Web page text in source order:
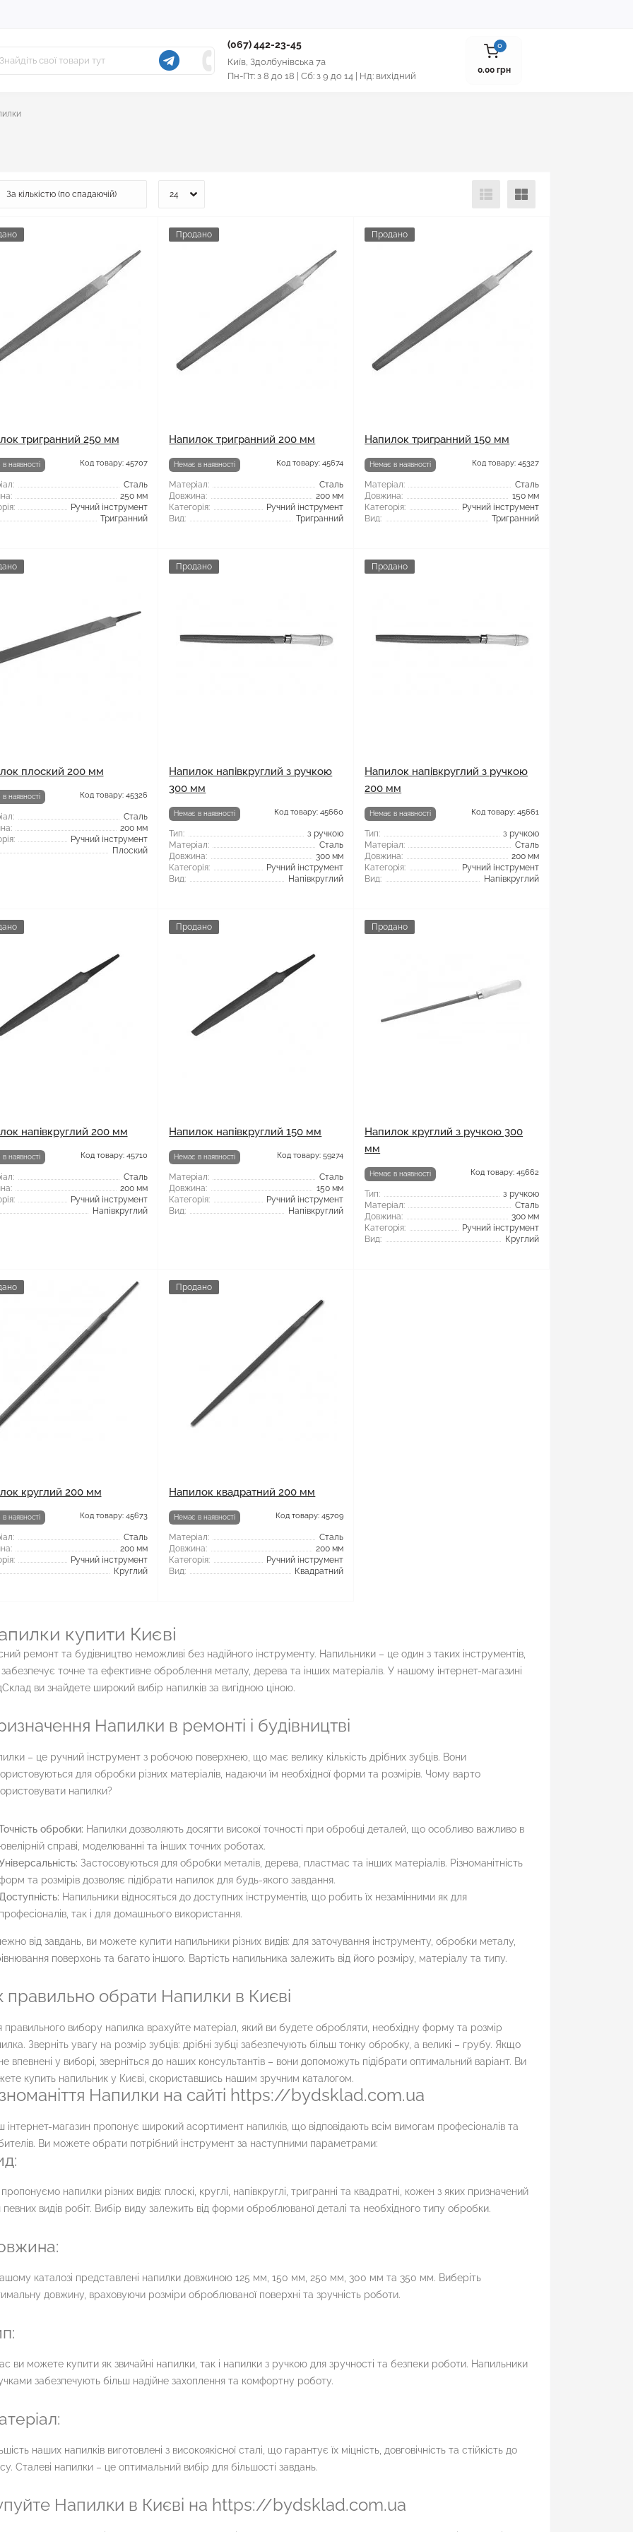
(067) 442-23-45
Київ, Здолбунівська 7а
Пн-Пт: з 8 до 18 | Сб: з 9 до 14 | Нд: вихідний
0
0.00 грн
тригранний 250 мм
наявності Код товару: 45707
Сталь
250 мм
Ручний інструмент
Тригранний
Продано
Напилок тригранний 200 мм
Немає в наявності Код товару: 45674
Матеріал:
Сталь
Довжина:
200 мм
Категорія:
Ручний інструмент
Вид:
Тригранний
Продано
Напилок тригранний 150 мм
Немає в наявності Код товару: 45327
Матеріал:
Сталь
Довжина:
150 мм
Категорія:
Ручний інструмент
Вид:
Тригранний
плоский 200 мм
наявності Код товару: 45326
Сталь
200 мм
Ручний інструмент
Плоский
Продано
Напилок напівкруглий з ручкою
300 мм
Немає в наявності Код товару: 45660
Тип:
з ручкою
Матеріал:
Сталь
Довжина:
300 мм
Категорія:
Ручний інструмент
Вид:
Напівкруглий
Продано
Напилок напівкруглий з ручкою
200 мм
Немає в наявності Код товару: 45661
Тип:
з ручкою
Матеріал:
Сталь
Довжина:
200 мм
Категорія:
Ручний інструмент
Вид:
Напівкруглий
напівкруглий 200 мм
наявності Код товару: 45710
Сталь
200 мм
Ручний інструмент
Напівкруглий
Продано
Напилок напівкруглий 150 мм
Немає в наявності Код товару: 59274
Матеріал:
Сталь
Довжина:
150 мм
Категорія:
Ручний інструмент
Вид:
Напівкруглий
Продано
Напилок круглий з ручкою 300
мм
Немає в наявності Код товару: 45662
Тип:
з ручкою
Матеріал:
Сталь
Довжина:
300 мм
Категорія:
Ручний інструмент
Вид:
Круглий
круглий 200 мм
наявності Код товару: 45673
Сталь
200 мм
Ручний інструмент
Круглий
Продано
Напилок квадратний 200 мм
Немає в наявності Код товару: 45709
Матеріал:
Сталь
Довжина:
200 мм
Категорія:
Ручний інструмент
Вид:
Квадратний
купити Києві
ремонт та будівництво неможливі без надійного інструменту. Напильники – це один з таких інструментів,
точне та ефективне оброблення металу, дерева та інших матеріалів. У нашому інтернет-магазині
ви знайдете широкий вибір напилків за вигідною ціною.
Напилки в ремонті і будівництві
– це ручний інструмент з робочою поверхнею, що має велику кількість дрібних зубців. Вони
для обробки різних матеріалів, надаючи їм необхідної форми та розмірів. Чому варто
напилки?
обробки: Напилки дозволяють досягти високої точності при обробці деталей, що особливо важливо в
ювелірній справі, моделюванні та інших точних роботах.
Застосовуються для обробки металів, дерева, пластмас та інших матеріалів. Різноманітність
та розмірів дозволяє підібрати напилок для будь-якого завдання.
Напильники відносяться до доступних інструментів, що робить їх незамінними як для
професіоналів, так і для домашнього використання.
від завдань, ви можете купити напильники різних видів: для заточування інструменту, обробки металу,
поверхонь та багато іншого. Вартість напильника залежить від його розміру, матеріалу та типу.
правильно обрати Напилки в Києві
правильного вибору напилка врахуйте матеріал, який ви будете обробляти, необхідну форму та розмір
Зверніть увагу на розмір зубців: дрібні зубці забезпечують більш тонку обробку, а великі – грубу. Якщо
впевнені у виборі, зверніться до наших консультантів – вони допоможуть підібрати оптимальний варіант. Ви
купить напильник у Києві, скориставшись нашим зручним каталогом.
Напилки на сайті https://bydsklad.com.ua
інтернет-магазин пропонує широкий асортимент напилків, що відповідають всім вимогам професіоналів та
Ви можете обрати потрібний інструмент за наступними параметрами:
напилки різних видів: плоскі, круглі, напівкруглі, тригранні та квадратні, кожен з яких призначений
певних видів робіт. Вибір виду залежить від форми оброблюваної деталі та необхідного типу обробки.
каталозі представлені напилки довжиною 125 мм, 150 мм, 250 мм, 300 мм та 350 мм. Виберіть
довжину, враховуючи розміри оброблюваної поверхні та зручність роботи.
ви можете купити як звичайні напилки, так і напилки з ручкою для зручності та безпеки роботи. Напильники
забезпечують більш надійне захоплення та комфортну роботу.
наших напилків виготовлені з високоякісної сталі, що гарантує їх міцність, довговічність та стійкість до
Сталеві напилки – це оптимальний вибір для більшості завдань.
Напилки в Києві на https://bydsklad.com.ua